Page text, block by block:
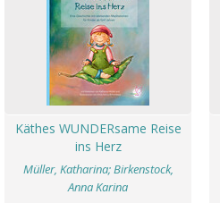
Käthes WUNDERsame Reise
ins Herz
Müller, Katharina; Birkenstock,
Anna Karina